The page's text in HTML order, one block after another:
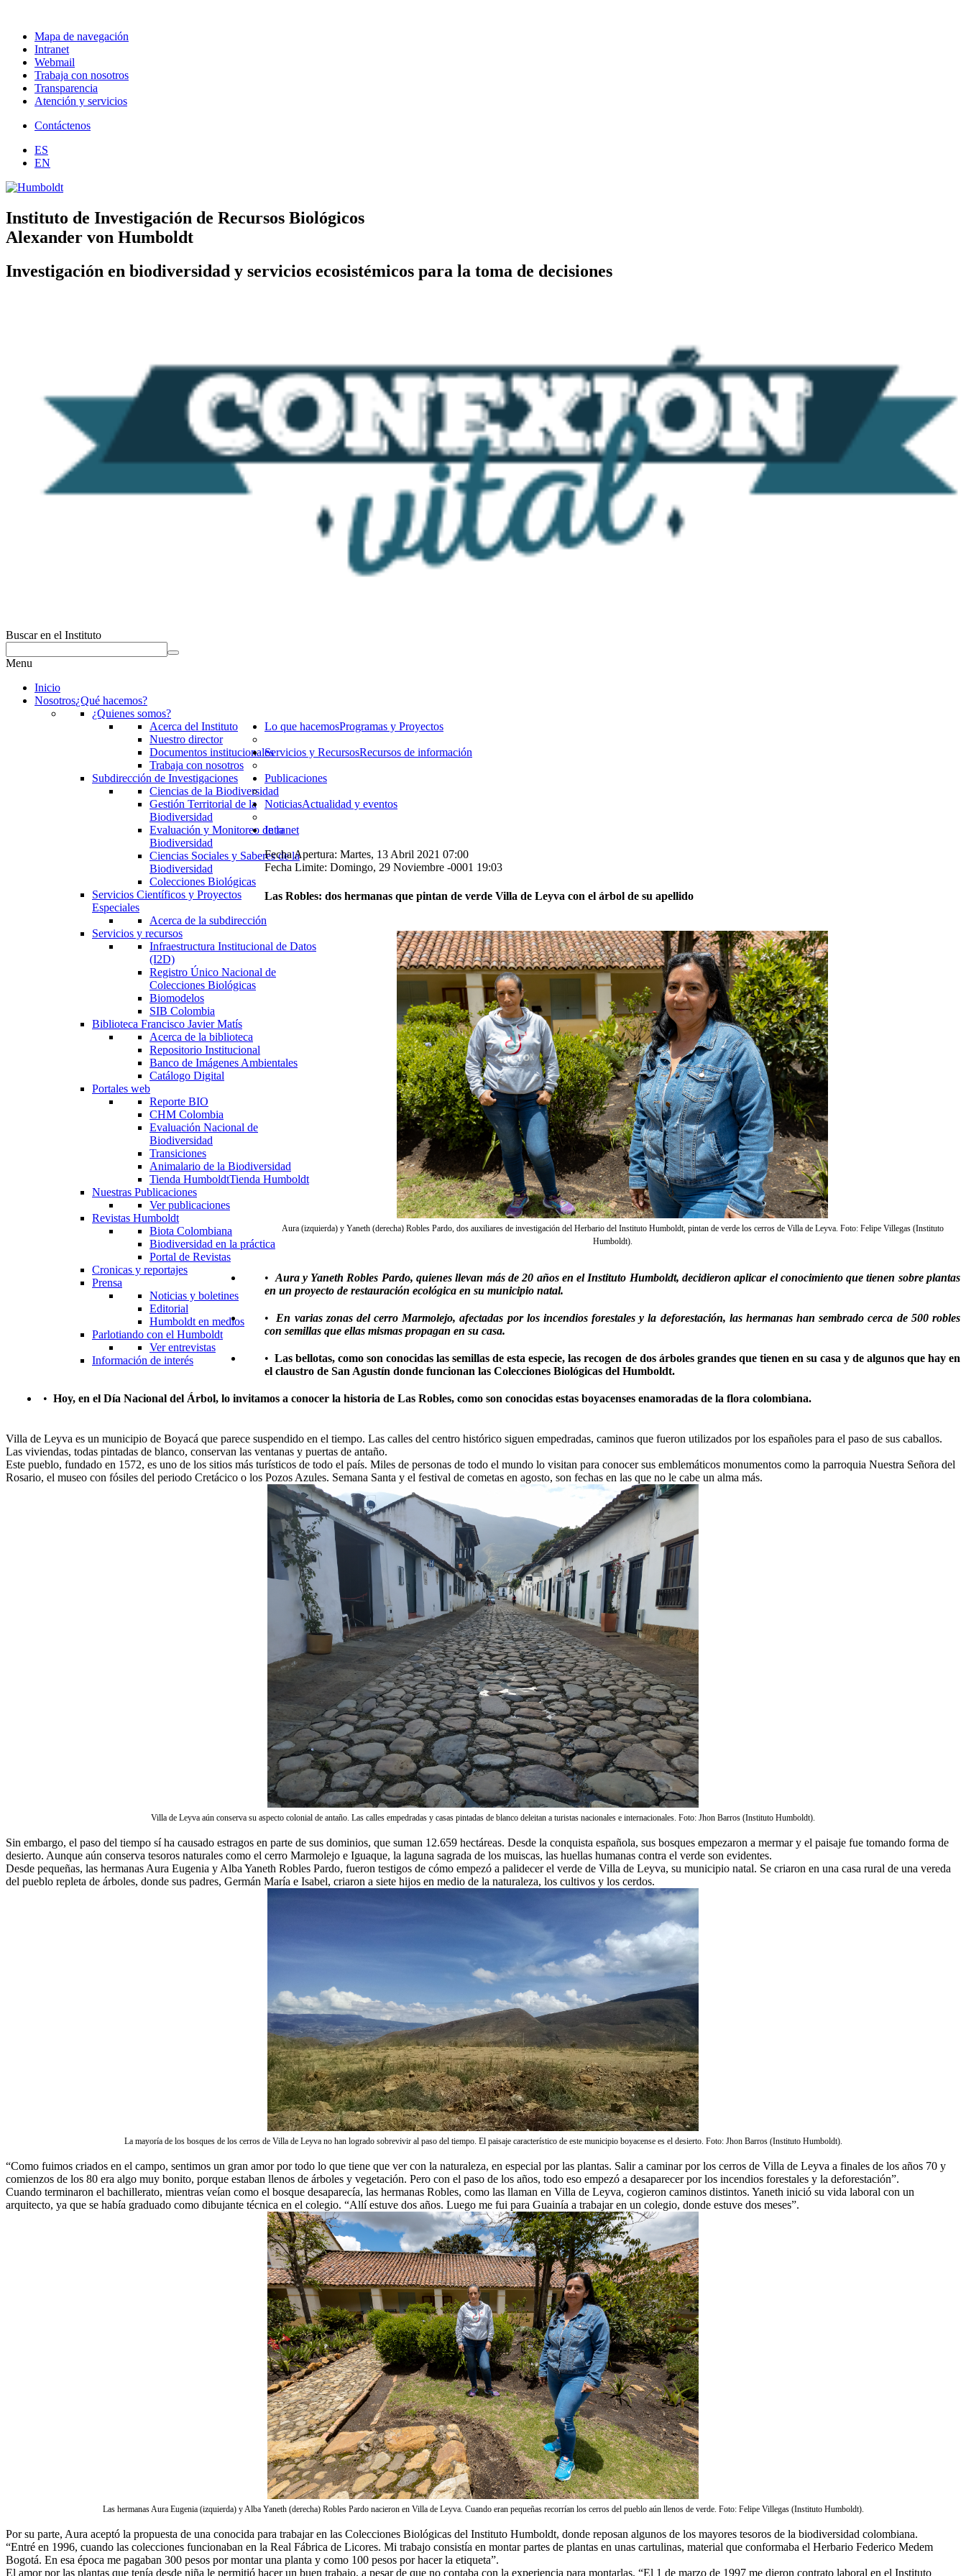
Mapa de navegación
Intranet
Webmail
Trabaja con nosotros
Transparencia
Atención y servicios
Contáctenos
ES
EN
Instituto de Investigación de Recursos Biológicos
Alexander von Humboldt
Investigación en biodiversidad y servicios ecosistémicos para la toma de decisiones
Buscar en el Instituto
Menu
Inicio
Nosotros¿Qué hacemos?
¿Quienes somos?
Acerca del Instituto
Nuestro director
Documentos institucionales
Trabaja con nosotros
Lo que hacemosProgramas y Proyectos
Subdirección de Investigaciones
Ciencias de la Biodiversidad
Gestión Territorial de la
Biodiversidad
Evaluación y Monitoreo de la
Biodiversidad
Ciencias Sociales y Saberes de la
Biodiversidad
Colecciones Biológicas
Servicios Científicos y Proyectos
Especiales
Acerca de la subdirección
Servicios y RecursosRecursos de información
Servicios y recursos
Infraestructura Institucional de Datos
(I2D)
Registro Único Nacional de
Colecciones Biológicas
Biomodelos
SIB Colombia
Biblioteca Francisco Javier Matís
Acerca de la biblioteca
Repositorio Institucional
Banco de Imágenes Ambientales
Catálogo Digital
Portales web
Reporte BIO
CHM Colombia
Evaluación Nacional de
Biodiversidad
Transiciones
Animalario de la Biodiversidad
Tienda HumboldtTienda Humboldt
Publicaciones
Nuestras Publicaciones
Ver publicaciones
Revistas Humboldt
Biota Colombiana
Biodiversidad en la práctica
Portal de Revistas
NoticiasActualidad y eventos
Cronicas y reportajes
Prensa
Noticias y boletines
Editorial
Humboldt en medios
Parlotiando con el Humboldt
Ver entrevistas
Información de interés
Intranet
Fecha Apertura: Martes, 13 Abril 2021 07:00
Fecha Limite: Domingo, 29 Noviembre -0001 19:03
Las Robles: dos hermanas que pintan de verde Villa de Leyva con el árbol de su apellido
Aura (izquierda) y Yaneth (derecha) Robles Pardo, dos auxiliares de investigación del Herbario del Instituto Humboldt, pintan de verde los cerros de Villa de Leyva. Foto: Felipe Villegas (Instituto
Humboldt).
• Aura y Yaneth Robles Pardo, quienes llevan más de 20 años en el Instituto Humboldt, decidieron aplicar el conocimiento que tienen sobre plantas
en un proyecto de restauración ecológica en su municipio natal.
• En varias zonas del cerro Marmolejo, afectadas por los incendios forestales y la deforestación, las hermanas han sembrado cerca de 500 robles
con semillas que ellas mismas propagan en su casa.
•Las bellotas, como son conocidas las semillas de esta especie, las recogen de dos árboles grandes que tienen en su casa y de algunos que hay en
el claustro de San Agustín donde funcionan las Colecciones Biológicas del Humboldt.
• Hoy, en el Día Nacional del Árbol, lo invitamos a conocer la historia de Las Robles, como son conocidas estas boyacenses enamoradas de la flora colombiana.
Villa de Leyva es un municipio de Boyacá que parece suspendido en el tiempo. Las calles del centro histórico siguen empedradas, caminos que fueron utilizados por los españoles para el paso de sus caballos.
Las viviendas, todas pintadas de blanco, conservan las ventanas y puertas de antaño.
Este pueblo, fundado en 1572, es uno de los sitios más turísticos de todo el país. Miles de personas de todo el mundo lo visitan para conocer sus emblemáticos monumentos como la parroquia Nuestra Señora del
Rosario, el museo con fósiles del periodo Cretácico o los Pozos Azules. Semana Santa y el festival de cometas en agosto, son fechas en las que no le cabe un alma más.
Villa de Leyva aún conserva su aspecto colonial de antaño. Las calles empedradas y casas pintadas de blanco deleitan a turistas nacionales e internacionales. Foto: Jhon Barros (Instituto Humboldt).
Sin embargo, el paso del tiempo sí ha causado estragos en parte de sus dominios, que suman 12.659 hectáreas. Desde la conquista española, sus bosques empezaron a mermar y el paisaje fue tomando forma de
desierto. Aunque aún conserva tesoros naturales como el cerro Marmolejo e Iguaque, la laguna sagrada de los muiscas, las huellas humanas contra el verde son evidentes.
Desde pequeñas, las hermanas Aura Eugenia y Alba Yaneth Robles Pardo, fueron testigos de cómo empezó a palidecer el verde de Villa de Leyva, su municipio natal. Se criaron en una casa rural de una vereda
del pueblo repleta de árboles, donde sus padres, Germán María e Isabel, criaron a siete hijos en medio de la naturaleza, los cultivos y los cerdos.
La mayoría de los bosques de los cerros de Villa de Leyva no han logrado sobrevivir al paso del tiempo. El paisaje característico de este municipio boyacense es el desierto. Foto: Jhon Barros (Instituto Humboldt).
“Como fuimos criados en el campo, sentimos un gran amor por todo lo que tiene que ver con la naturaleza, en especial por las plantas. Salir a caminar por los cerros de Villa de Leyva a finales de los años 70 y
comienzos de los 80 era algo muy bonito, porque estaban llenos de árboles y vegetación. Pero con el paso de los años, todo eso empezó a desaparecer por los incendios forestales y la deforestación”.
Cuando terminaron el bachillerato, mientras veían como el bosque desaparecía, las hermanas Robles, como las llaman en Villa de Leyva, cogieron caminos distintos. Yaneth inició su vida laboral con un
arquitecto, ya que se había graduado como dibujante técnica en el colegio. “Allí estuve dos años. Luego me fui para Guainía a trabajar en un colegio, donde estuve dos meses”.
Las hermanas Aura Eugenia (izquierda) y Alba Yaneth (derecha) Robles Pardo nacieron en Villa de Leyva. Cuando eran pequeñas recorrían los cerros del pueblo aún llenos de verde. Foto: Felipe Villegas (Instituto Humboldt).
Por su parte, Aura aceptó la propuesta de una conocida para trabajar en las Colecciones Biológicas del Instituto Humboldt, donde reposan algunos de los mayores tesoros de la biodiversidad colombiana.
“Entré en 1996, cuando las colecciones funcionaban en la Real Fábrica de Licores. Mi trabajo consistía en montar partes de plantas en unas cartulinas, material que conformaba el Herbario Federico Medem
Bogotá. En esa época me pagaban 300 pesos por montar una planta y como 100 pesos por hacer la etiqueta”.
El amor por las plantas que tenía desde niña le permitió hacer un buen trabajo, a pesar de que no contaba con la experiencia para montarlas. “El 1 de marzo de 1997 me dieron contrato laboral en el Instituto